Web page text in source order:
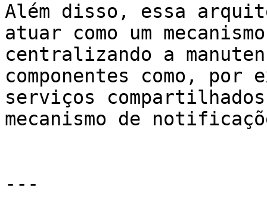
Além disso, essa
atuar como um
centralizando a
componentes como, por
serviços
mecanismo de
---